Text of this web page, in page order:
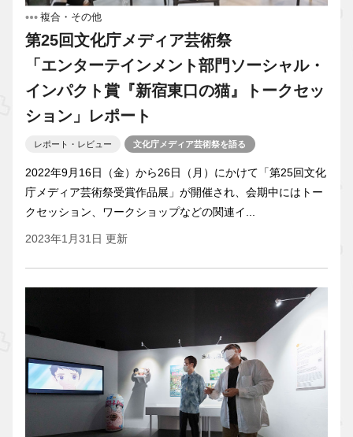
複合・その他
第25回文化庁メディア芸術祭
「エンターテインメント部門ソーシャル・
インパクト賞『新宿東口の猫』トークセッ
ション」レポート
レポート・レビュー 文化庁メディア芸術祭を語る
2022年9月16日（金）から26日（月）にかけて「第25回文化
庁メディア芸術祭受賞作品展」が開催され、会期中にはトー
クセッション、ワークショップなどの関連イ...
2023年1月31日 更新